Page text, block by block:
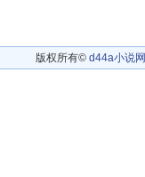
版权所有© d44a小说网